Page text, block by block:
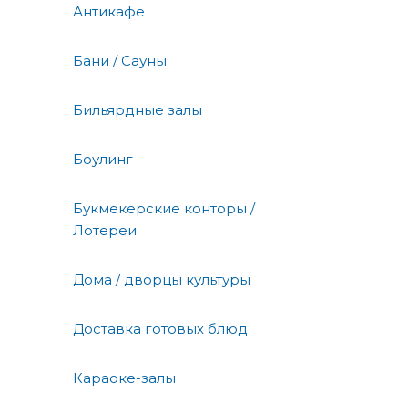
Антикафе
Бани / Сауны
Бильярдные залы
Боулинг
Букмекерские конторы /
Лотереи
Дома / дворцы культуры
Доставка готовых блюд
Караоке-залы